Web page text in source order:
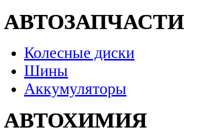
АВТОЗАПЧАСТИ
Колесные диски
Шины
Аккумуляторы
АВТОХИМИЯ